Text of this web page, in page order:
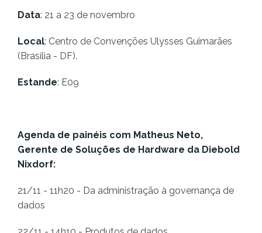
Data: 21 a 23 de novembro
Local: Centro de Convenções Ulysses Guimarães
(Brasília - DF).
Estande: E09
Agenda de painéis com Matheus Neto,
Gerente de Soluções de Hardware da Diebold
Nixdorf:
21/11 - 11h20 - Da administração à governança de
dados